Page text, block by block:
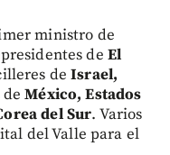
ministro de
de El
deIsrael,
deMéxico, Estados
del Sur. Varios
del Valle para el